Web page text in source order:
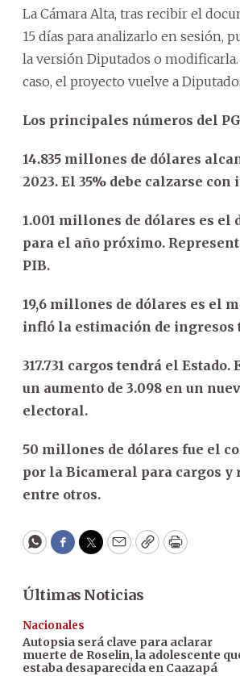
La Cámara Alta, tras recibir el
15 días para analizarlo en sesión,
la versión Diputados o
caso, el proyecto vuelve a
Los principales números del
14.835 millones de dólares
2023. El 35% debe calzarse con
1.001 millones de dólares es el
para el año próximo.
PIB.
19,6 millones de dólares es el
infló la estimación de ingresos
317.731 cargos tendrá el
un aumento de 3.098 en un
electoral.
50 millones de dólares fue el
por la Bicameral para cargos y
entre otros.
WhatsApp
Facebook
Twitter
EmailCopyPrint
Últimas Noticias
Nacionales
Autopsia será clave para aclarar
muerte de Roselin, la adolescente
estaba desaparecida en Caazapá